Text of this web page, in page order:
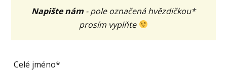
Napište nám - pole označená hvězdičkou*
prosím vyplňte
Celé jméno*